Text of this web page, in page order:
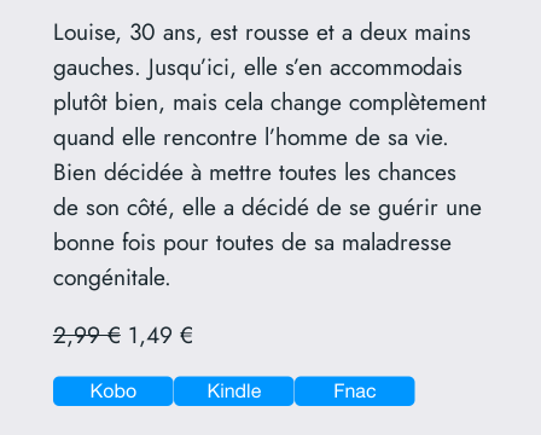
Louise, 30 ans, est rousse et a deux mains
gauches. Jusqu’ici, elle s’en accommodais
plutôt bien, mais cela change complètement
quand elle rencontre l’homme de sa vie.
Bien décidée à mettre toutes les chances
de son côté, elle a décidé de se guérir une
bonne fois pour toutes de sa maladresse
congénitale.
2,99 €1,49 €